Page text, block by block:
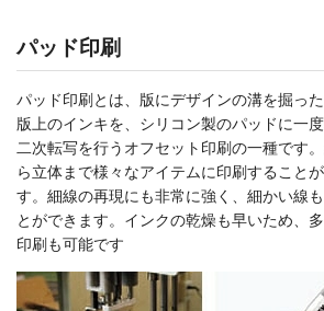
パッド印刷
パッド印刷とは、版にデザインの溝を掘っ
版上のインキを、シリコン製のパッドに一
二次転写を行うオフセット印刷の一種です
ら立体まで様々なアイテムに印刷すること
す。細線の再現にも非常に強く、細かい線
とができます。インクの乾燥も早いため、
印刷も可能です